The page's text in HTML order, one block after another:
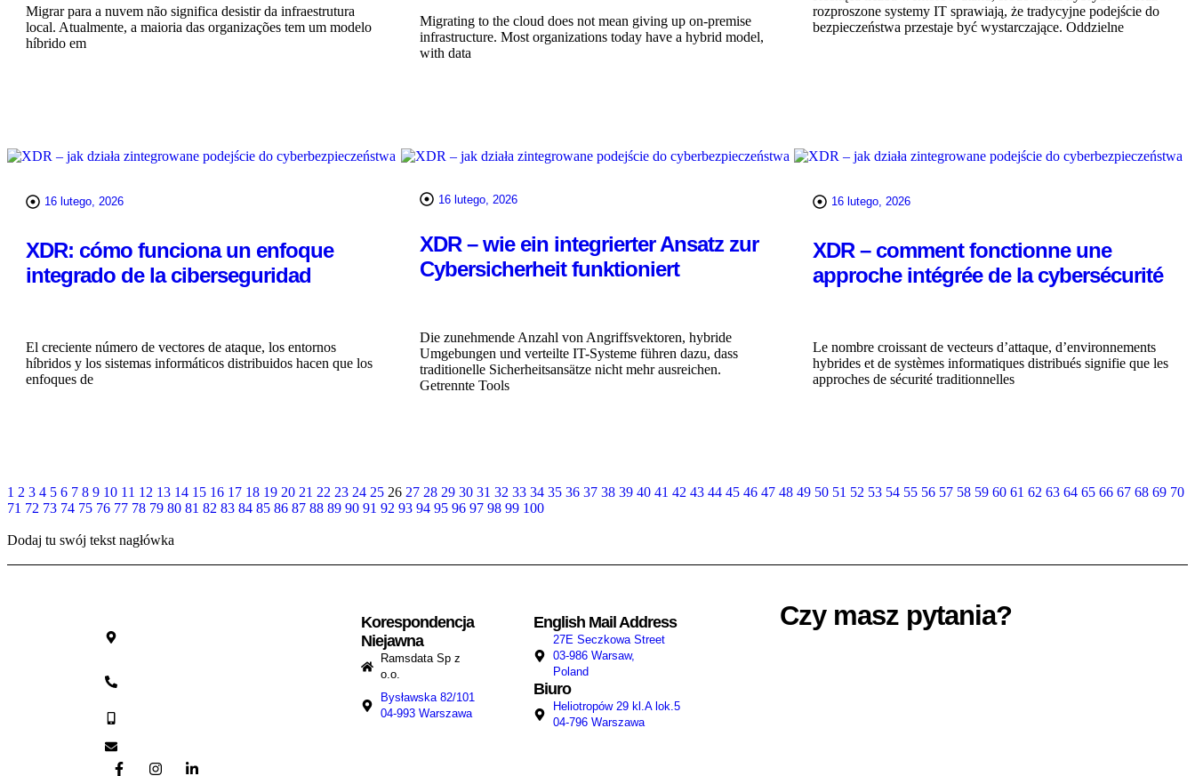
Migrar para a nuvem não significa desistir da infraestrutura
local. Atualmente, a maioria das organizações tem um modelo
híbrido em
Migrating to the cloud does not mean giving up on-premise
infrastructure. Most organizations today have a hybrid model,
with data
rozproszone systemy IT sprawiają, że tradycyjne podejście do
bezpieczeństwa przestaje być wystarczające. Oddzielne
16 lutego, 2026
XDR: cómo funciona un enfoque
integrado de la ciberseguridad
El creciente número de vectores de ataque, los entornos
híbridos y los sistemas informáticos distribuidos hacen que los
enfoques de
16 lutego, 2026
XDR – wie ein integrierter Ansatz zur
Cybersicherheit funktioniert
Die zunehmende Anzahl von Angriffsvektoren, hybride
Umgebungen und verteilte IT-Systeme führen dazu, dass
traditionelle Sicherheitsansätze nicht mehr ausreichen.
Getrennte Tools
16 lutego, 2026
XDR – comment fonctionne une
approche intégrée de la cybersécurité
Le nombre croissant de vecteurs d’attaque, d’environnements
hybrides et de systèmes informatiques distribués signifie que les
approches de sécurité traditionnelles
1 2 3 4 5 6 7 8 9 10 11 12 13 14 15 16 17 18 19 20 21 22 23 24 25 26 27 28 29 30 31 32 33 34 35 36 37 38 39 40 41 42 43 44 45 46 47 48 49 50 51 52 53 54 55 56 57 58 59 60 61 62 63 64 65 66 67 68 69 70
71 72 73 74 75 76 77 78 79 80 81 82 83 84 85 86 87 88 89 90 91 92 93 94 95 96 97 98 99 100
Dodaj tu swój tekst nagłówka
Korespondencja
Niejawna
Ramsdata Sp z
o.o.
Bysławska 82/101
04-993 Warszawa
English Mail Address
27E Seczkowa Street
03-986 Warsaw,
Poland
Biuro
Heliotropów 29 kl.A lok.5
04-796 Warszawa
Czy masz pytania?